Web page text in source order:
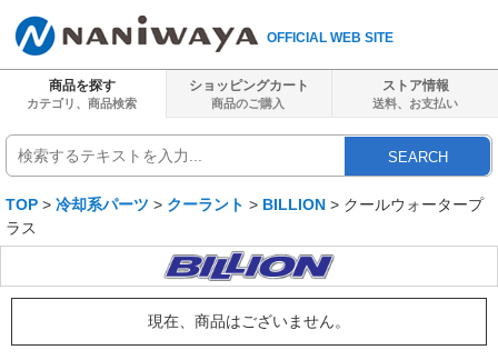
OFFICIAL WEB SITE
商品を探す
カテゴリ、商品検索
ショッピングカート
商品のご購入
ストア情報
送料、 お支払い
SEARCH
TOP > 冷却系パーツ > クーラント > BILLION > クールウォータープ
ラス
現在、商品はございません。